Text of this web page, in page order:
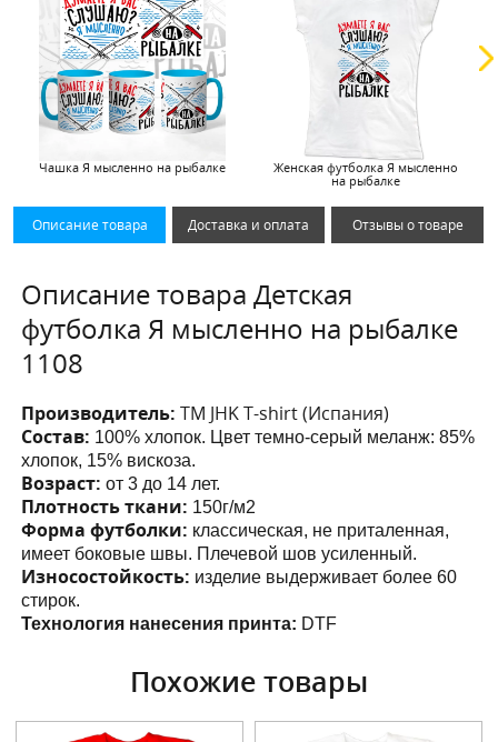
Чашка Я мысленно на рыбалке
Женская футболка Я мысленно
на рыбалке
Описание товара Доставка и оплата Отзывы о товаре
Описание товара Детская
футболка Я мысленно на рыбалке
1108
Производитель:ТМ JHK T-shirt (Испания)
Состав: 100% хлопок. Цвет темно-серый меланж: 85%
хлопок, 15% вискоза.
Возраст: от 3 до 14 лет.
Плотность ткани: 150г/м2
Форма футболки: классическая, не приталенная,
имеет боковые швы. Плечевой шов усиленный.
Износостойкость: изделие выдерживает более 60
стирок.
Технология нанесения принта: DTF
Похожие товары